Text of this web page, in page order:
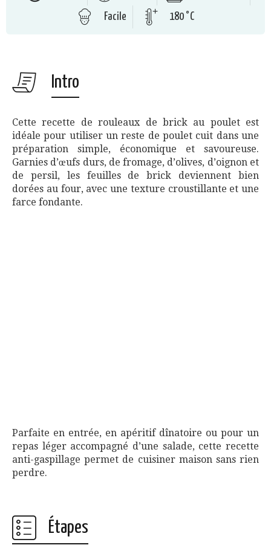
Facile
180 °C
Intro
Cette recette de rouleaux de brick au poulet est
idéale pour utiliser un reste de poulet cuit dans une
préparation simple, économique et savoureuse.
Garnies d’œufs durs, de fromage, d’olives, d’oignon et
de persil, les feuilles de brick deviennent bien
dorées au four, avec une texture croustillante et une
farce fondante.
Parfaite en entrée, en apéritif dînatoire ou pour un
repas léger accompagné d’une salade, cette recette
anti-gaspillage permet de cuisiner maison sans rien
perdre.
Étapes